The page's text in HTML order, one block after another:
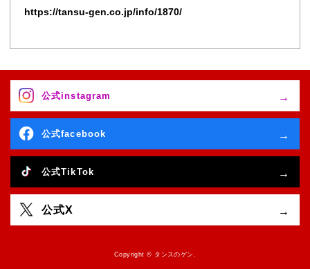
https://tansu-gen.co.jp/info/1870/
公式instagram
公式facebook
公式TikTok
公式X
Copyright © タンスのゲン.